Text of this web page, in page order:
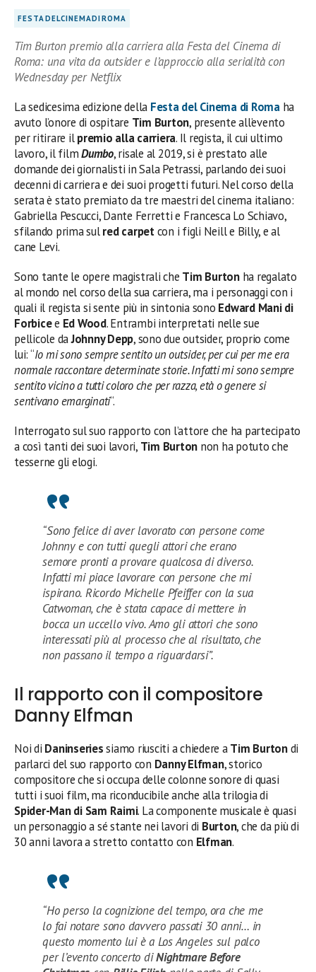
FESTADELCINEMADIROMA
Tim Burton premio alla carriera alla Festa del Cinema di
Roma: una vita da outsider e l’approccio alla serialità con
Wednesday per Netflix
La sedicesima edizione della Festa del Cinema di Roma ha
avuto l’onore di ospitare Tim Burton, presente all’evento
per ritirare ilpremio alla carriera. Il regista, il cui ultimo
lavoro, il filmDumbo, risale al 2019, si è prestato alle
domande dei giornalisti in Sala Petrassi, parlando dei suoi
decenni di carriera e dei suoi progetti futuri. Nel corso della
serata è stato premiato da tre maestri del cinema italiano:
Gabriella Pescucci, Dante Ferretti e Francesca Lo Schiavo,
sfilando prima sulred carpetcon i figli Neill e Billy, e al
cane Levi.
Sono tante le opere magistrali che Tim Burtonha regalato
al mondo nel corso della sua carriera, ma i personaggi con i
quali il regista si sente più in sintonia sono Edward Mani di
Forbicee Ed Wood. Entrambi interpretati nelle sue
pellicole daJohnny Depp, sono due outsider, proprio come
lui: “Io mi sono sempre sentito un outsider, per cui per me era
normale raccontare determinate storie. Infatti mi sono sempre
sentito vicino a tutti coloro che per razza, età o genere si
sentivano emarginati“.
Interrogato sul suo rapporto con l’attore che ha partecipato
a così tanti dei suoi lavori, Tim Burton non ha potuto che
tesserne gli elogi.
“Sono felice di aver lavorato con persone come
Johnny e con tutti quegli attori che erano
semore pronti a provare qualcosa di diverso.
Infatti mi piace lavorare con persone che mi
ispirano. Ricordo Michelle Pfeiffer con la sua
Catwoman, che è stata capace di mettere in
bocca un uccello vivo. Amo gli attori che sono
interessati più al processo che al risultato, che
non passano il tempo a riguardarsi”.
Il rapporto con il compositore
Danny Elfman
Noi di Daninseriessiamo riusciti a chiedere aTim Burtondi
parlarci del suo rapporto con Danny Elfman, storico
compositore che si occupa delle colonne sonore di quasi
tutti i suoi film, ma riconducibile anche alla trilogia di
Spider-Man di Sam Raimi. La componente musicale è quasi
un personaggio a sé stante nei lavori di Burton, che da più di
30 anni lavora a stretto contatto con Elfman.
“Ho perso la cognizione del tempo, ora che me
lo fai notare sono davvero passati 30 anni… in
questo momento lui è a Los Angeles sul palco
per l’evento concerto diNightmare Before